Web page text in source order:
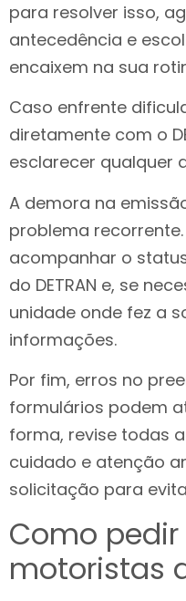
para resolver isso,
antecedência e
encaixem na sua
Caso enfrente
diretamente com o
esclarecer qualquer
A demora na
problema
acompanhar o
do DETRAN e, se
unidade onde fez a
informações.
Por fim, erros no
formulários podem
forma, revise todas
cuidado e atenção
solicitação para
Como pedir
motoristas